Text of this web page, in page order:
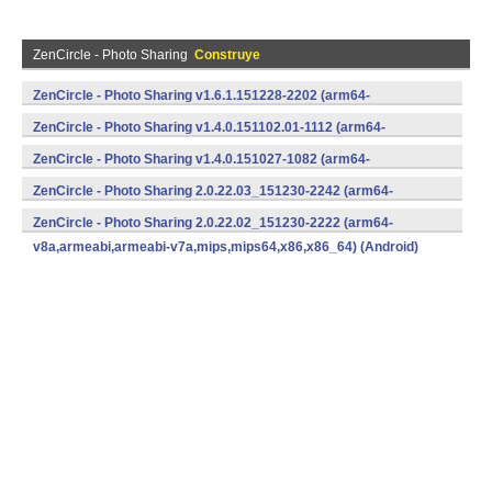
ZenCircle - Photo Sharing Construye
ZenCircle - Photo Sharing v1.6.1.151228-2202 (arm64-
v8a,armeabi,armeabi-v7a,mips,mips64,x86,x86_64) (Android)
ZenCircle - Photo Sharing v1.4.0.151102.01-1112 (arm64-
v8a,armeabi,armeabi-v7a,mips,mips64,x86,x86_64) (Android)
ZenCircle - Photo Sharing v1.4.0.151027-1082 (arm64-
v8a,armeabi,armeabi-v7a,mips,mips64,x86,x86_64) (Android)
ZenCircle - Photo Sharing 2.0.22.03_151230-2242 (arm64-
v8a,armeabi,armeabi-v7a,mips,mips64,x86,x86_64) (Android)
ZenCircle - Photo Sharing 2.0.22.02_151230-2222 (arm64-
v8a,armeabi,armeabi-v7a,mips,mips64,x86,x86_64) (Android)